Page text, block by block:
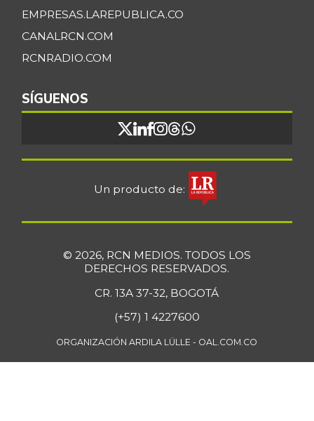
EMPRESAS.LAREPUBLICA.CO
CANALRCN.COM
RCNRADIO.COM
SÍGUENOS
Un producto de:
© 2026, RCN MEDIOS. TODOS LOS
DERECHOS RESERVADOS.
CR. 13A 37-32, BOGOTÁ
(+57) 1 4227600
ORGANIZACIÓN ARDILA LÜLLE - OAL.COM.CO